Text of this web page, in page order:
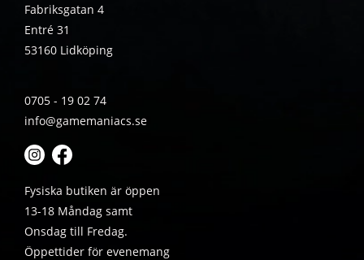
Fabriksgatan 4
Entré 31
53160 Lidköping
0705 - 19 02 74
info@gamemaniacs.se
Fysiska butiken är öppen
13-18 Måndag samt
Onsdag till Fredag.
Öppettider för evenemang